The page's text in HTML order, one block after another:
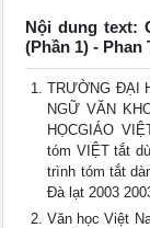
Nội dung text:
(Phần 1) - Phan
TRƯỜNG ĐẠI
NGỮ VĂN
HỌCGIÁO
tóm VIỆT tắt
trình tóm tắt
Đà lạt 2003
Văn học Việt